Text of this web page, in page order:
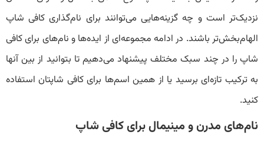
نزدیک‌تر است و چه گزینه‌هایی می‌توانند برای نام‌گذاری کافی شاپ
الهام‌بخش‌تر باشند. در ادامه مجموعه‌ای از ایده‌ها و نام‌های برای کافی
شاپ را در چند سبک مختلف پیشنهاد می‌دهیم تا بتوانید از بین آنها
به ترکیب تازه‌ای برسید یا از همین اسم‌ها برای کافی شاپتان استفاده
کنید.
نام‌های مدرن و مینیمال برای کافی شاپ